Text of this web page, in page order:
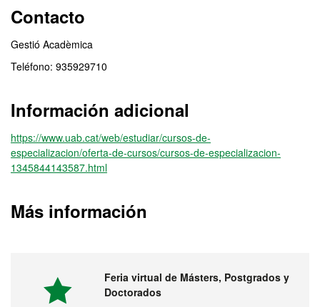
Contacto
Gestió Acadèmica
Teléfono: 935929710
Información adicional
https://www.uab.cat/web/estudiar/cursos-de-
especializacion/oferta-de-cursos/cursos-de-especializacion-
1345844143587.html
Más información
Feria virtual de Másters, Postgrados y
Doctorados